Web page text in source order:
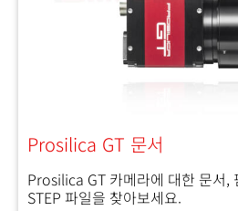
Prosilica GT 문서
Prosilica GT 카메라에 대한 문서,
STEP 파일을 찾아보세요.